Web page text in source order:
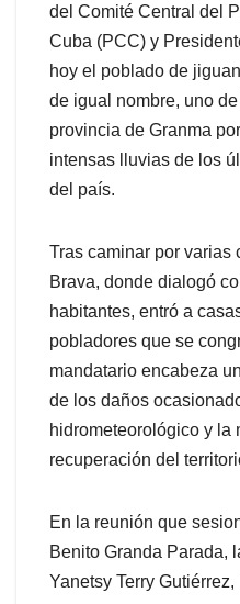
del Comité Central del
Cuba (PCC) y
hoy el poblado de
de igual nombre, uno
provincia de Granma
intensas lluvias de los
del país.
Tras caminar por varias
Brava, donde dialogó
habitantes, entró a
pobladores que se
mandatario encabeza
de los daños
hidrometeorológico y la
recuperación del
En la reunión que
Benito Granda Parada,
Yanetsy Terry